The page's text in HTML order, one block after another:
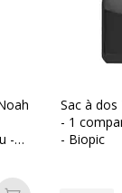
-
Sac à
- 1
- Biopic